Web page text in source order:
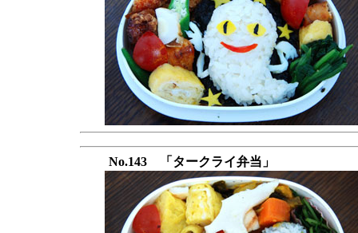
No.143 「タークライ弁当」